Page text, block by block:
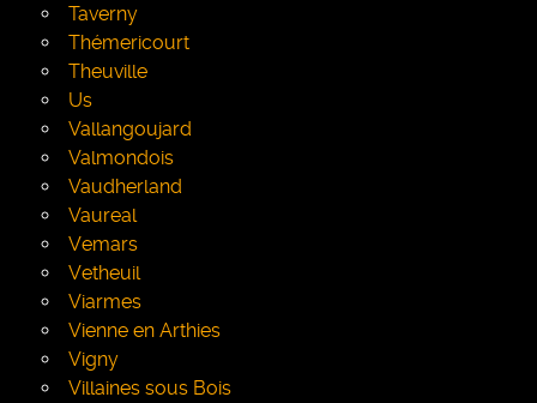
Taverny
Thémericourt
Theuville
Us
Vallangoujard
Valmondois
Vaudherland
Vaureal
Vemars
Vetheuil
Viarmes
Vienne en Arthies
Vigny
Villaines sous Bois